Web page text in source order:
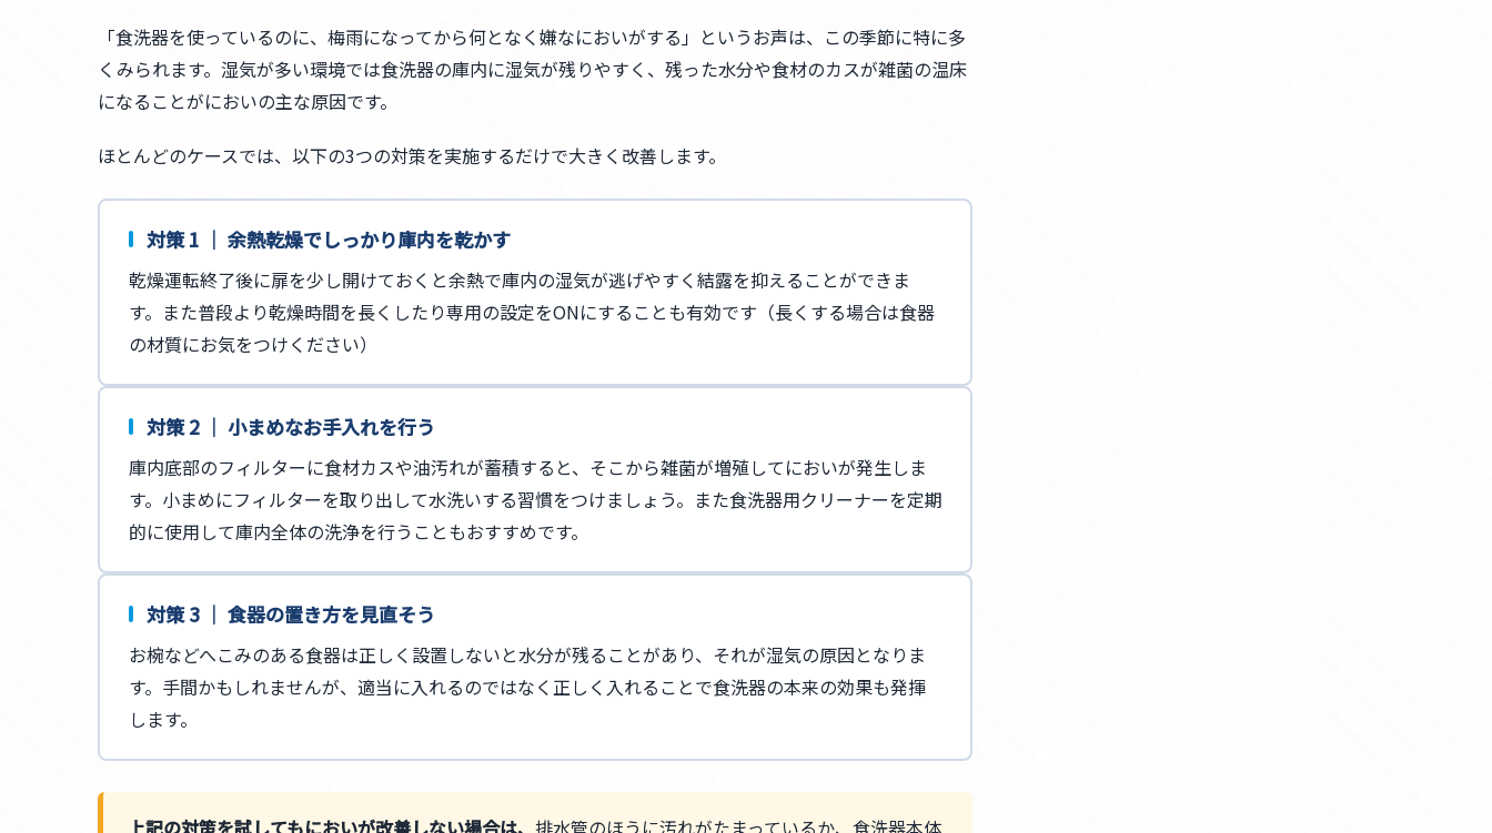
「食洗器を使っているのに、梅雨になってから何となく嫌なにおいがする」というお声は、この季節に特に多
くみられます。湿気が多い環境では食洗器の庫内に湿気が残りやすく、残った水分や食材のカスが雑菌の温床
になることがにおいの主な原因です。
ほとんどのケースでは、以下の3つの対策を実施するだけで大きく改善します。
対策 1 ｜ 余熱乾燥でしっかり庫内を乾かす
乾燥運転終了後に扉を少し開けておくと余熱で庫内の湿気が逃げやすく結露を抑えることができま
す。また普段より乾燥時間を長くしたり専用の設定をONにすることも有効です（長くする場合は食器
の材質にお気をつけください）
対策 2 ｜ 小まめなお手入れを行う
庫内底部のフィルターに食材カスや油汚れが蓄積すると、そこから雑菌が増殖してにおいが発生しま
す。小まめにフィルターを取り出して水洗いする習慣をつけましょう。また食洗器用クリーナーを定期
的に使用して庫内全体の洗浄を行うこともおすすめです。
対策 3 ｜ 食器の置き方を見直そう
お椀などへこみのある食器は正しく設置しないと水分が残ることがあり、それが湿気の原因となりま
す。手間かもしれませんが、適当に入れるのではなく正しく入れることで食洗器の本来の効果も発揮
します。
上記の対策を試してもにおいが改善しない場合は、 排水管のほうに汚れがたまっているか、食洗器本体